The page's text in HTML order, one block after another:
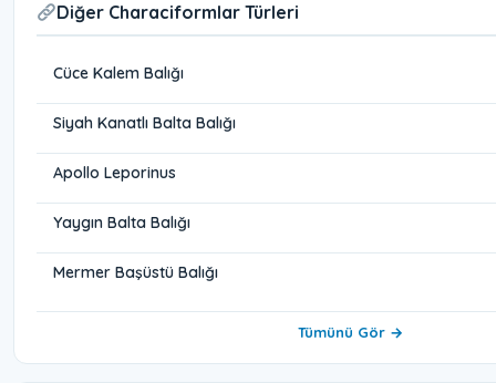
Diğer Characiformlar Türleri
Cüce Kalem Balığı
Siyah Kanatlı Balta Balığı
Apollo Leporinus
Yaygın Balta Balığı
Mermer Başüstü Balığı
Tümünü Gör →